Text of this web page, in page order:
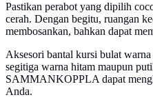
Pastikan perabot yang dipilih
cerah. Dengan begitu, ruangan
membosankan, bahkan dapat
Aksesori bantal kursi bulat
segitiga warna hitam maupun
SAMMANKOPPLA dapat
Anda.